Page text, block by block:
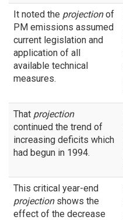
It noted the projectionof
PM emissions assumed
current legislation and
application of all
available technical
measures.
That projection
continued the trend of
increasing deficits which
had begun in 1994.
This critical year-end
projectionshows the
effect of the decrease